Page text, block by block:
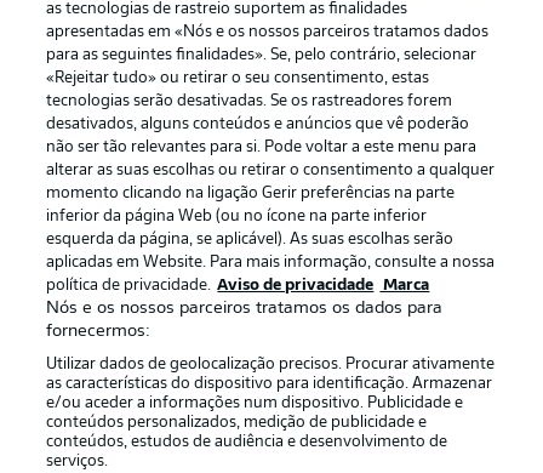
Publicidade Avisos legais
Gerir preferências Aviso de privacidade
Emissoras
Trabalhe conosco Marca
Contato Jogadores
as tecnologias de rastreio suportem as finalidades
apresentadas em «Nós e os nossos parceiros tratamos dados
para as seguintes finalidades». Se, pelo contrário, selecionar
«Rejeitar tudo» ou retirar o seu consentimento, estas
tecnologias serão desativadas. Se os rastreadores forem
desativados, alguns conteúdos e anúncios que vê poderão
não ser tão relevantes para si. Pode voltar a este menu para
alterar as suas escolhas ou retirar o consentimento a qualquer
momento clicando na ligação Gerir preferências na parte
inferior da página Web (ou no ícone na parte inferior
esquerda da página, se aplicável). As suas escolhas serão
aplicadas em Website. Para mais informação, consulte a nossa
política de privacidade. Aviso de privacidade Marca
Nós e os nossos parceiros tratamos os dados para
fornecermos:
Utilizar dados de geolocalização precisos. Procurar ativamente
as características do dispositivo para identificação. Armazenar
e/ou aceder a informações num dispositivo. Publicidade e
conteúdos personalizados, medição de publicidade e
conteúdos, estudos de audiência e desenvolvimento de
serviços.